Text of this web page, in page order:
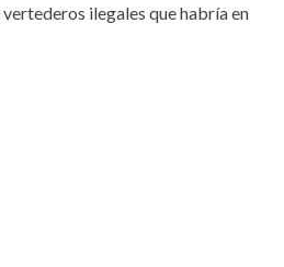
ilegales que habría en